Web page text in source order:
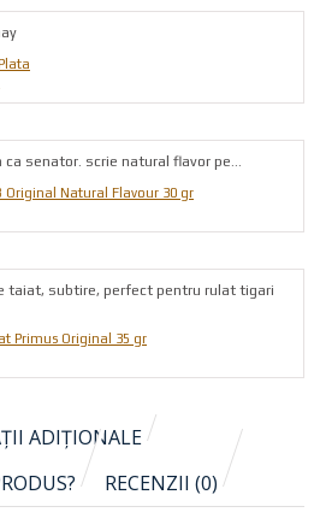
senator. scrie natural flavor pe...
Original Natural Flavour 30 gr
taiat, subtire, perfect pentru rulat tigari
Primus Original 35 gr
ADIȚIONALE
RECENZII (0)